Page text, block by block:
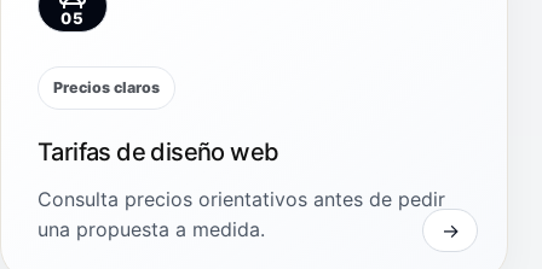
05
Precios claros
Tarifas de diseño web
Consulta precios orientativos antes de pedir
una propuesta a medida.